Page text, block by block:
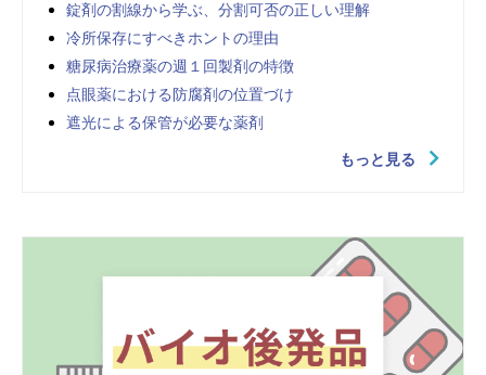
錠剤の割線から学ぶ、分割可否の正しい理解
冷所保存にすべきホントの理由
糖尿病治療薬の週１回製剤の特徴
点眼薬における防腐剤の位置づけ
遮光による保管が必要な薬剤
もっと見る